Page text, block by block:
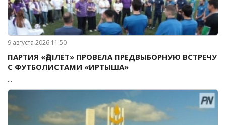
9 августа 2026 11:50
ПАРТИЯ «ӘДІЛЕТ» ПРОВЕЛА ПРЕДВЫБОРНУЮ ВСТРЕЧУ
С ФУТБОЛИСТАМИ «ИРТЫША»
...